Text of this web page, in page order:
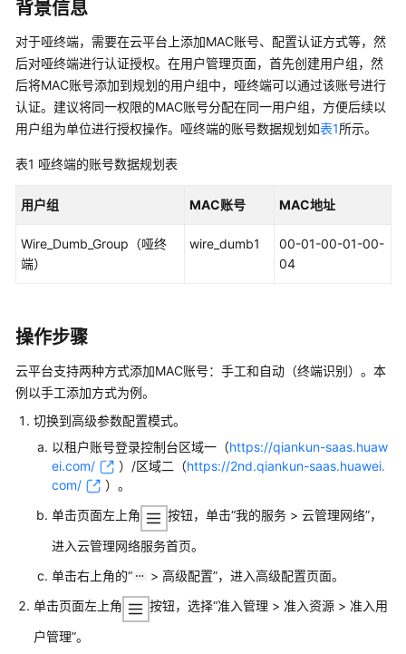
云
理
网
络
典
配
案
网
景
纯
组
网
场
景
AR+AP
组
场
景
背景信息
对于哑终端，需要在云平台 上添加MAC账号、配置认证方式等，然
后对哑终端进行认证授权。在用户管理页面，首先创建用户组，然
后将MAC账号添加到规划的用户组中，哑终端可以通过该账号进行
认证。建议将同一权限的MAC账号分配在同一用户组，方便后续以
用户组为单位进行授权操作。哑终端的账号数据规划如表1所示。
表1 哑终端的账号数据规划表
用户组 MAC账号 MAC地址
Wire_Dumb_Group（哑终
端）
wire_dumb1
00-01-00-01-00-
04
操作步骤
云平台支持两种方式添加MAC账号：手工和自动（终端识别）。本
例以手工添加方式为例。
切换到高级参数配置模式。
以租户账号登录控制台区域一（https://qiankun-saas.huaw
ei.com/
）/区域二（https://2nd.qiankun-saas.huawei.
com/
） 。
单击页面左上角
按钮，单击“我的服务 > 云管理网络”，
进入云管理网络服务首页。
单击右上角的“
> 高级配置”，进入高级配置页面。
单击页面左上角
按钮，选择“准入管理 > 准入资源 > 准入用
户管理”。